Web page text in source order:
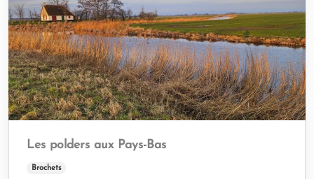
Les polders aux Pays-Bas
Brochets